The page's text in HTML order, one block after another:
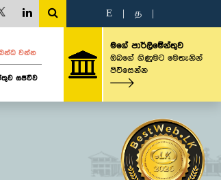
E த
වන්න
සජීවීව
මගේ පාර්ලිමේන්තුව
ඔබගේ ගිණුමට මෙතැනින්
පිවිසෙන්න